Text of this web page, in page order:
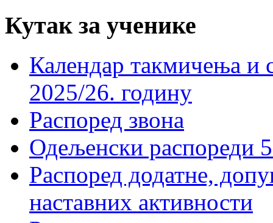
Кутак за ученике
Календар такмичења
2025/26. годину
Распоред звона
Одељенски распореди
Распоред додатне,
наставних активности